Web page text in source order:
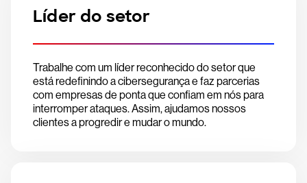
Líder do setor
Trabalhe com um líder reconhecido do setor que
está redefinindo a cibersegurança e faz parcerias
com empresas de ponta que confiam em nós para
interromper ataques. Assim, ajudamos nossos
clientes a progredir e mudar o mundo.